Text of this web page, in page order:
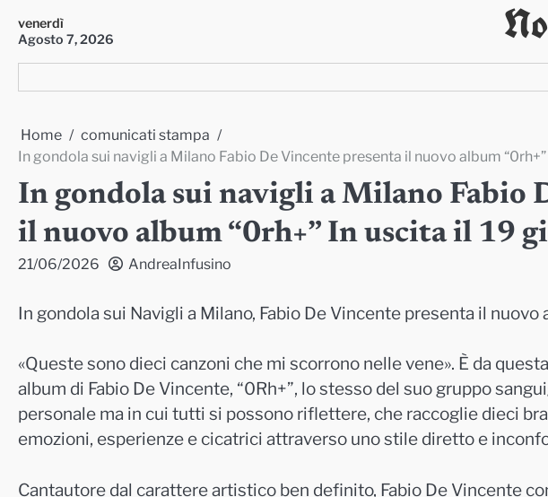
content
venerdì
Agosto 7, 2026
Home
comunicati stampa
In gondola sui navigli a Milano Fabio De Vincente presenta il nuovo album
In gondola sui navigli a Milano Fabio
il nuovo album “0rh+” In uscita il 19
21/06/2026 AndreaInfusino
In gondola sui Navigli a Milano, Fabio De Vincente presenta il nuovo
«Queste sono dieci canzoni che mi scorrono nelle vene». È da
album di Fabio De Vincente, “0Rh+”, lo stesso del suo gruppo
personale ma in cui tutti si possono riflettere, che raccoglie dieci
emozioni, esperienze e cicatrici attraverso uno stile diretto e
Cantautore dal carattere artistico ben definito, Fabio De Vincente